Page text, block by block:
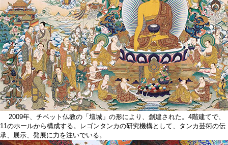
2009年、チベット仏教の「壇城」の形により、創建された。4階建てで、
11のホールから構成する。レゴンタンカの研究機構として、タンカ芸術の伝
承、展示、発展に力を注いでいる。